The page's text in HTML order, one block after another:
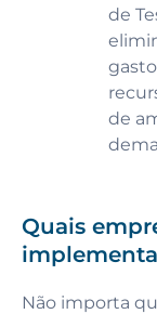
de
de
Quais
Não importa